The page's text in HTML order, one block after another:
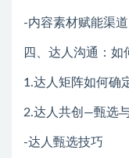
-内容素材赋能渠道
四、达人沟通：
1.达人矩阵如何确
2.达人共创—甄选
-达人甄选技巧